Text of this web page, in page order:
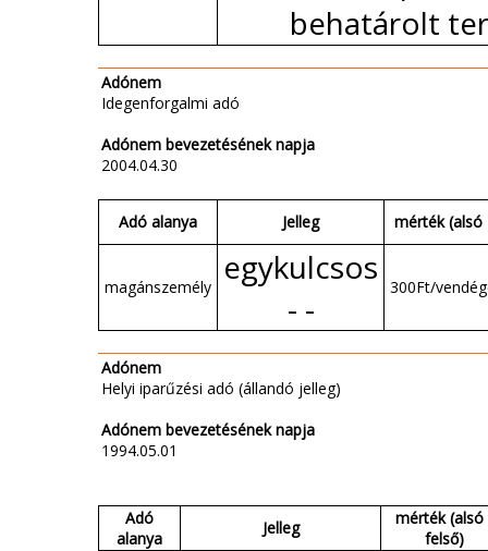
behatárolt
Adónem
Idegenforgalmi adó
Adónem bevezetésének napja
2004.04.30
Adó alanya Jelleg mérték (alsó
magánszemély
egykulcsos
- -
300Ft/
Adónem
Helyi iparűzési adó (állandó jelleg)
Adónem bevezetésének napja
1994.05.01
Adó
alanya
Jelleg
mérték (alsó
felső)